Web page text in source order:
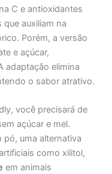
C e antioxidantes
auxiliam na
Porém, a versão
e açúcar,
adaptação elimina
o sabor atrativo.
você precisará de
açúcar e mel.
uma alternativa
como xilitol,
em animais